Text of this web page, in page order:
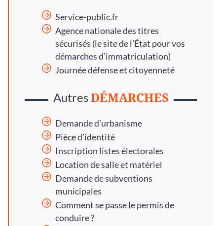
Service-public.fr
Agence nationale des titres
sécurisés (le site de l’État pour vos
démarches d’immatriculation)
Journée défense et citoyenneté
AutresDÉMARCHES
Demande d’urbanisme
Pièce d’identité
Inscription listes électorales
Location de salle et matériel
Demande de subventions
municipales
Comment se passe le permis de
conduire ?